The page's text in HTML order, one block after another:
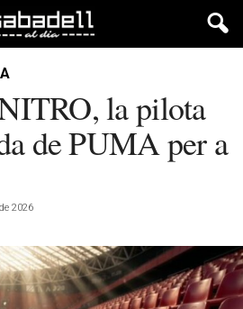
la pilota
de PUMA per a
2026